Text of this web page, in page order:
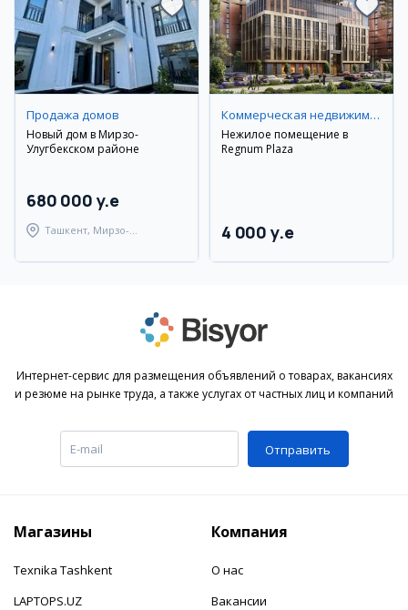
Продажа домов
Новый дом в Мирзо-
Улугбекском районе
680 000 y.e
Ташкент, Мирзо-
Коммерческая недвижимость
Нежилое помещение в
Regnum Plaza
4 000 y.e
Интернет-сервис для размещения объявлений о товарах, вакансиях
и резюме на рынке труда, а также услугах от частных лиц и компаний
Отправить
Магазины
Texnika Tashkent
LAPTOPS.UZ
Компания
О нас
Вакансии